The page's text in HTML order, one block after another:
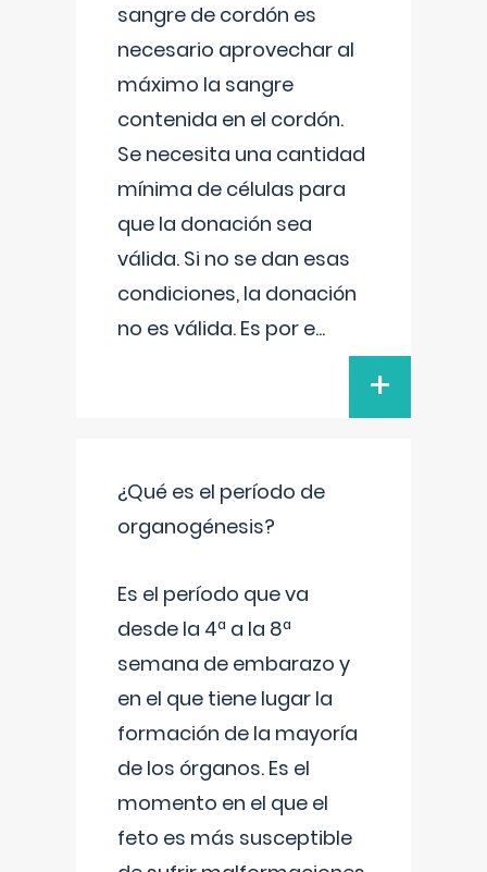
sangre de cordón es
necesario aprovechar al
máximo la sangre
contenida en el cordón.
Se necesita una cantidad
mínima de células para
que la donación sea
válida. Si no se dan esas
condiciones, la donación
no es válida. Es por e...
+
¿Qué es el período de
organogénesis?
Es el período que va
desde la 4ª a la 8ª
semana de embarazo y
en el que tiene lugar la
formación de la mayoría
de los órganos. Es el
momento en el que el
feto es más susceptible